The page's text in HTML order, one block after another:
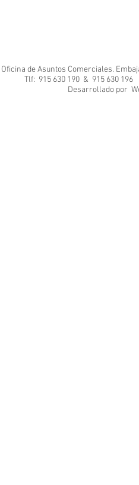
Oficina de Asuntos Comerciales.
Tlf: 915 630 190 & 915 630